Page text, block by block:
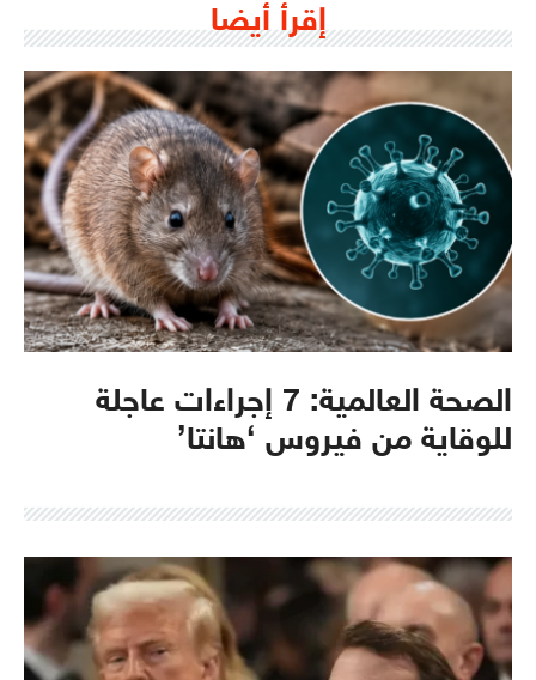
إقرأ أيضا
الصحة العالمية: 7 إجراءات عاجلة
للوقاية من فيروس ‘هانتا’